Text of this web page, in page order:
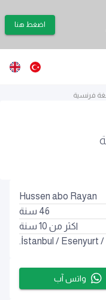
اضغط هنا
فرنسية
Hussen abo Rayan
46 سنة
اكثر من 10 سنة
İstanbul / Esenyurt /
واتس آب